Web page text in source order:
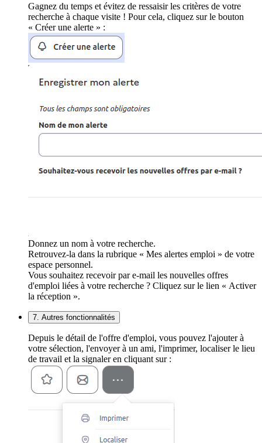
Gagnez du temps et évitez de ressaisir les critères de votre
recherche à chaque visite ! Pour cela, cliquez sur le bouton
« Créer une alerte » :
Donnez un nom à votre recherche.
Retrouvez-la dans la rubrique « Mes alertes emploi » de votre
espace personnel.
Vous souhaitez recevoir par e-mail les nouvelles offres
d'emploi liées à votre recherche ? Cliquez sur le lien « Activer
la réception ».
7. Autres fonctionnalités
Depuis le détail de l'offre d'emploi, vous pouvez l'ajouter à
votre sélection, l'envoyer à un ami, l'imprimer, localiser le lieu
de travail et la signaler en cliquant sur :